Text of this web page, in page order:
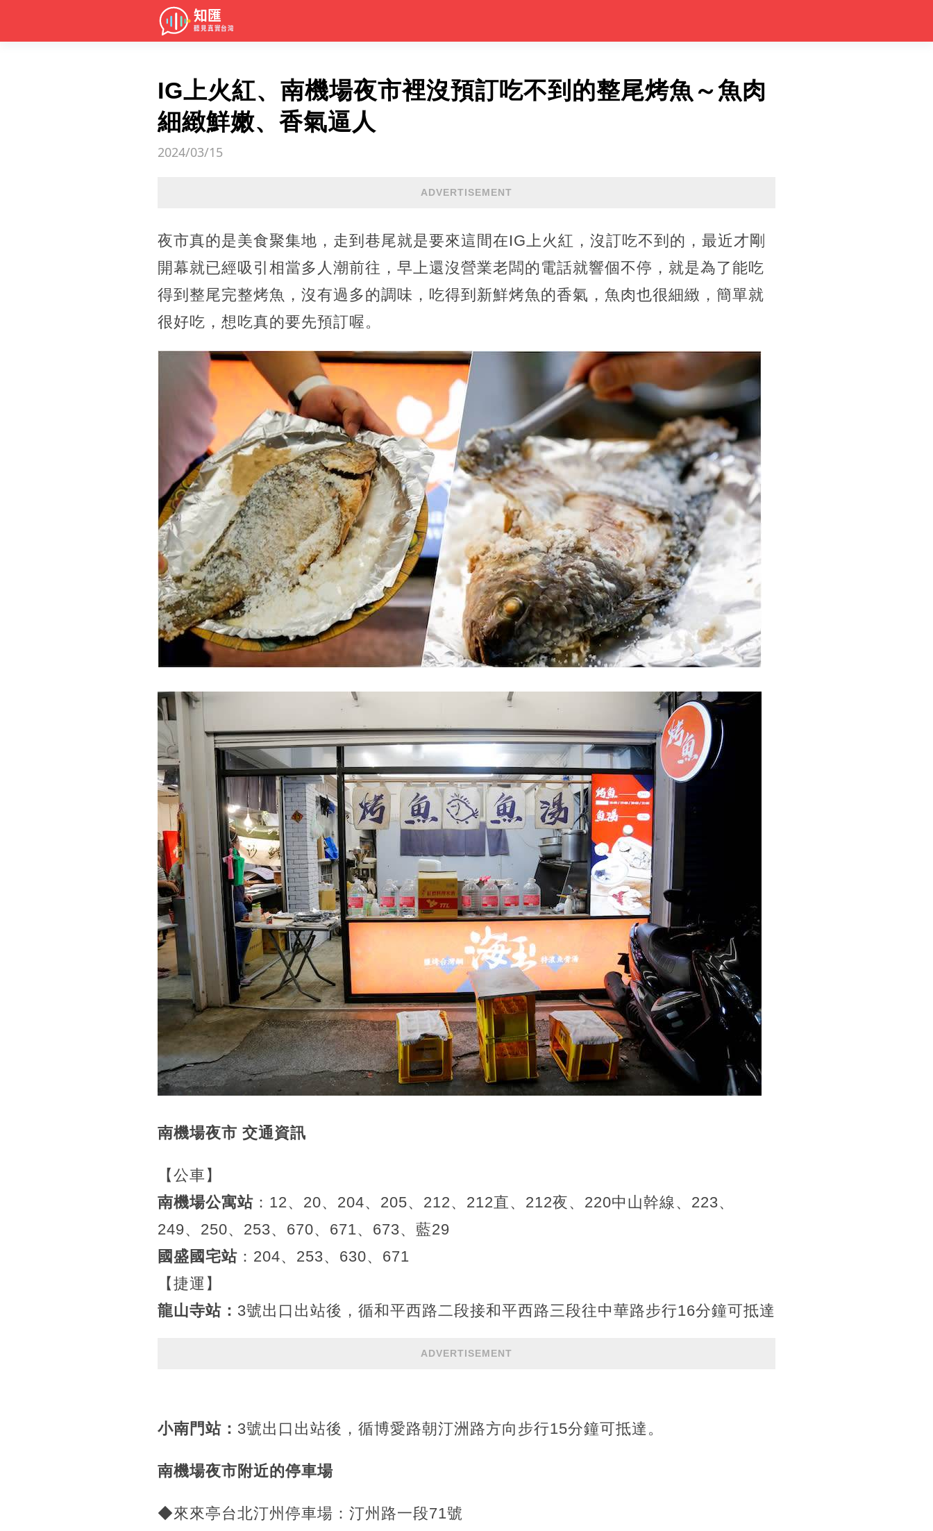
IG上火紅、南機場夜市裡沒預訂吃不到的整尾烤魚～魚肉
細緻鮮嫩、香氣逼人
2024/03/15
ADVERTISEMENT
夜市真的是美食聚集地，走到巷尾就是要來這間在IG上火紅，沒訂吃不到的，最近才剛
開幕就已經吸引相當多人潮前往，早上還沒營業老闆的電話就響個不停，就是為了能吃
得到整尾完整烤魚，沒有過多的調味，吃得到新鮮烤魚的香氣，魚肉也很細緻，簡單就
很好吃，想吃真的要先預訂喔。
南機場夜市 交通資訊
【公車】
南機場公寓站 ：12、20、204、205、212、212直、212夜、220中山幹線、223、
249、250、253、670、671、673、藍29
國盛國宅站 ：204、253、630、671
【捷運】
龍山寺站： 3號出口出站後，循和平西路二段接和平西路三段往中華路步行16分鐘可抵達
ADVERTISEMENT
小南門站： 3號出口出站後，循博愛路朝汀洲路方向步行15分鐘可抵達。
南機場夜市附近的停車場
◆來來亭台北汀州停車場：汀州路一段71號